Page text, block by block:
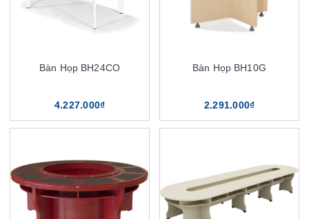
Bàn Họp BH24CO
4.227.000₫
Bàn Họp BH10G
2.291.000₫